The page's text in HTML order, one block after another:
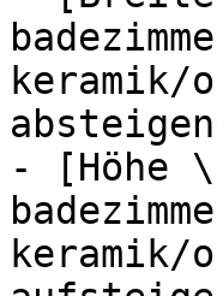
- [Höhe
keramik/